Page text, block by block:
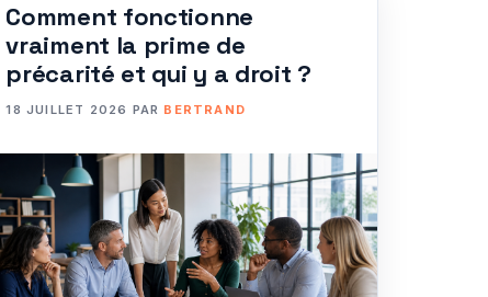
Comment fonctionne
vraiment la prime de
précarité et qui y a droit ?
18 JUILLET 2026 PAR BERTRAND